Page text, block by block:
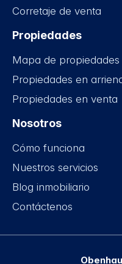
Corretaje de venta
Propiedades
Mapa de propiedades
Propiedades en
Propiedades en venta
Nosotros
Cómo funciona
Nuestros servicios
Blog inmobiliario
Contáctenos